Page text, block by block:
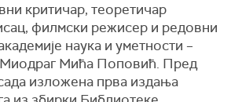
критичар, теоретичар
филмски режисер и редовни
наука и уметности –
Миодраг Мића Поповић. Пред
изложена прва издања